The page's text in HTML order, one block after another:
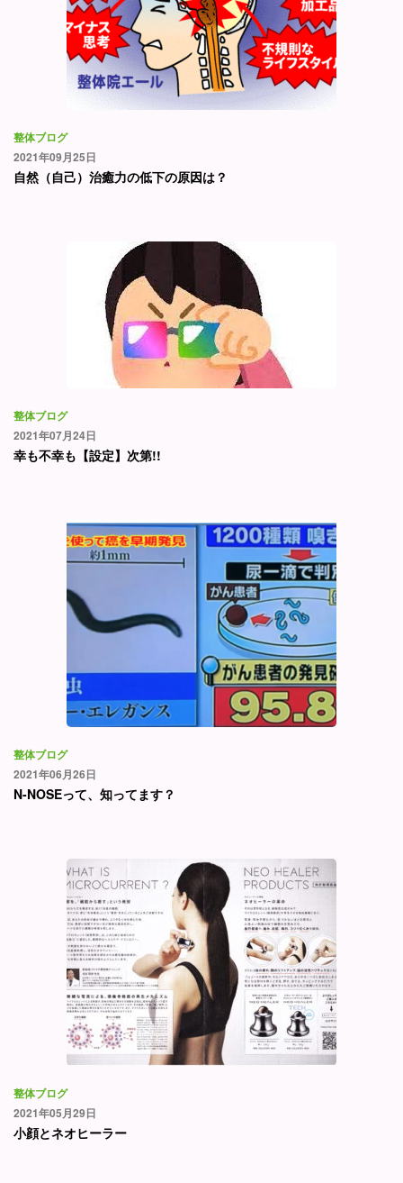
整体ブログ
2021年09月25日
自然（自己）治癒力の低下の原因は？
整体ブログ
2021年07月24日
幸も不幸も【設定】次第!!
整体ブログ
2021年06月26日
N-NOSEって、知ってます？
整体ブログ
2021年05月29日
小顔とネオヒーラー